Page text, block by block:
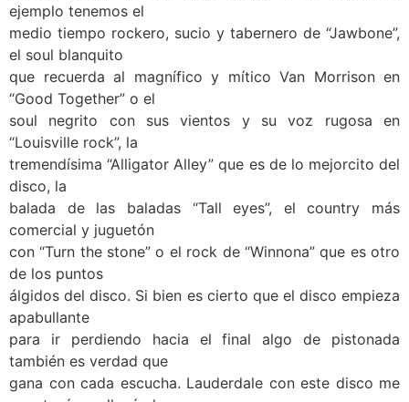
ejemplo tenemos el
medio tiempo rockero, sucio y tabernero de “Jawbone”,
el soul blanquito
que recuerda al magnífico y mítico Van Morrison en
“Good Together” o el
soul negrito con sus vientos y su voz rugosa en
“Louisville rock”, la
tremendísima “Alligator Alley” que es de lo mejorcito del
disco, la
balada de las baladas “Tall eyes”, el country más
comercial y juguetón
con “Turn the stone” o el rock de “Winnona” que es otro
de los puntos
álgidos del disco. Si bien es cierto que el disco empieza
apabullante
para ir perdiendo hacia el final algo de pistonada
también es verdad que
gana con cada escucha. Lauderdale con este disco me